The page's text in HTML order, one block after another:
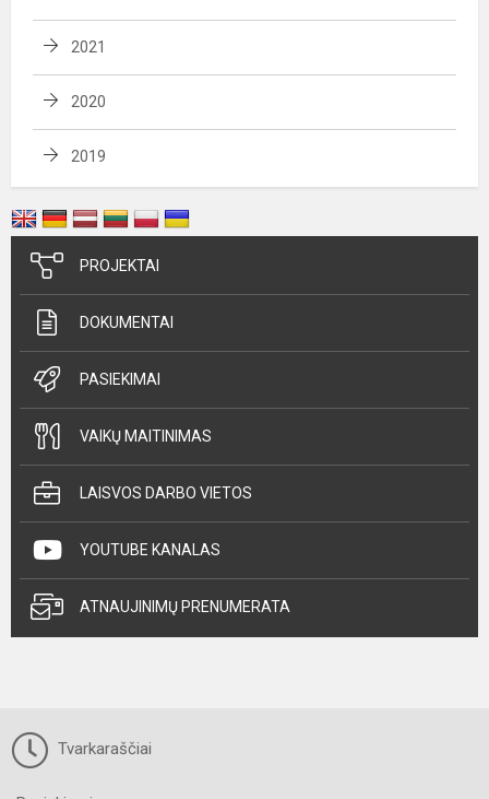
2021
2020
2019
PROJEKTAI
DOKUMENTAI
PASIEKIMAI
VAIKŲ MAITINIMAS
LAISVOS DARBO VIETOS
YOUTUBE KANALAS
ATNAUJINIMŲ PRENUMERATA
Tvarkaraščiai